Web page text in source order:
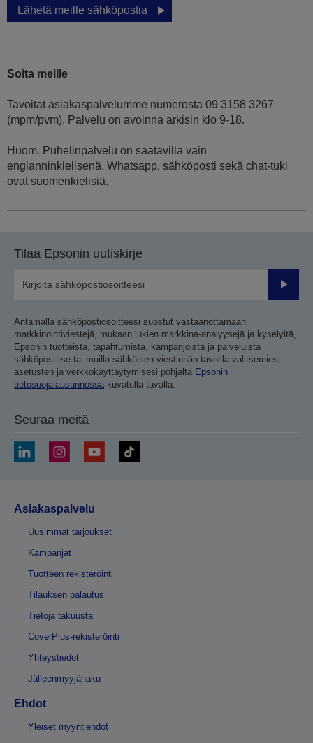
Lähetä meille sähköpostia
Soita meille
Tavoitat asiakaspalvelumme numerosta 09 3158 3267
(mpm/pvm). Palvelu on avoinna arkisin klo 9-18.
Huom. Puhelinpalvelu on saatavilla vain
englanninkielisenä. Whatsapp, sähköposti sekä chat-tuki
ovat suomenkielisiä.
Tilaa Epsonin uutiskirje
Lähetä
Antamalla sähköpostiosoitteesi suostut vastaanottamaan
markkinointiviestejä, mukaan lukien markkina-analyysejä ja kyselyitä,
Epsonin tuotteista, tapahtumista, kampanjoista ja palveluista
sähköpostitse tai muilla sähköisen viestinnän tavoilla valitsemiesi
asetusten ja verkkokäyttäytymisesi pohjalta Epsonin
tietosuojalausunnossa kuvatulla tavalla.
Seuraa meitä
Asiakaspalvelu
Uusimmat tarjoukset
Kampanjat
Tuotteen rekisteröinti
Tilauksen palautus
Tietoja takuusta
CoverPlus-rekisteröinti
Yhteystiedot
Jälleenmyyjähaku
Ehdot
Yleiset myyntiehdot